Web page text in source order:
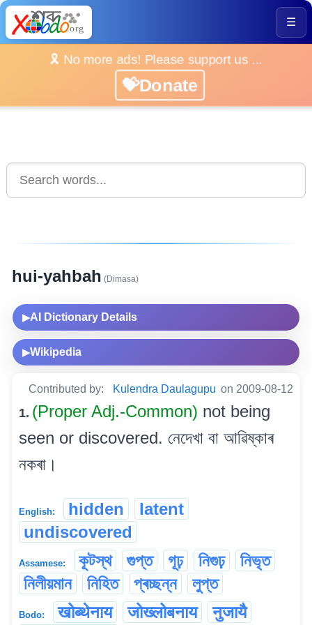
☰
🎗️ No more ads! Please support us ...
💝Donate
hui-yahbah (Dimasa)
▶AI Dictionary Details
▶Wikipedia
Contributed by: Kulendra Daulagupu on 2009-08-12
1. (Proper Adj.-Common) not being
seen or discovered. নেদেখা বা আৱিষ্কাৰ
নকৰা।
English: hidden
latent
undiscovered
Assamese: কূটস্থ গুপ্ত গূঢ় নিগুঢ়
নিভৃত
নিলীয়মান
নিহিত প্ৰচ্ছন্ন লুপ্ত
Bodo: खोब्थेनाय जोख्लोबनाय नुजायै